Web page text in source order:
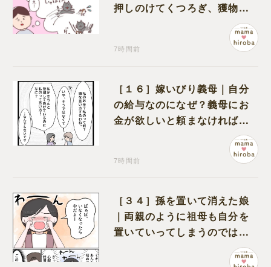
押しのけてくつろぎ、獲物に
も物怖じしない鋼のハート
7時間前
［１６］嫁いびり義母｜自分
の給与なのになぜ？義母にお
金が欲しいと頼まなければな
7時間前
［３４］孫を置いて消えた娘
｜両親のように祖母も自分を
置いていってしまうのでは？
と怯えて泣く孫に心が痛む